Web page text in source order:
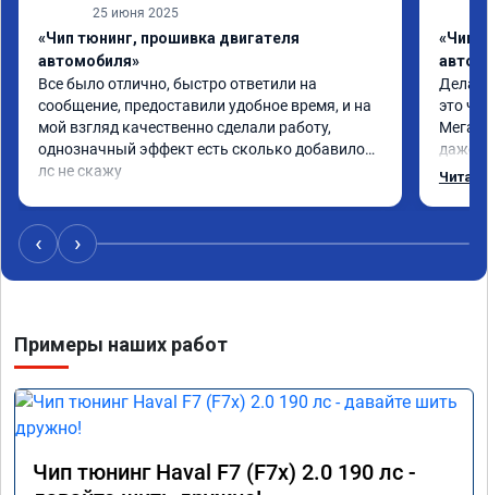
25 июня 2025
«Чип тюнинг, прошивка двигателя
автомобиля»
Все было отлично, быстро ответили на
сообщение, предоставили удобное время, и на
мой взгляд качественно сделали работу,
однозначный эффект есть сколько добавилось
лс не скажу
«Чип
Делал
это
Мега
даже
одно
‹ ›
Примеры наших работ
Чип тюнинг Haval F7 (F7x) 2.0 190 лс -